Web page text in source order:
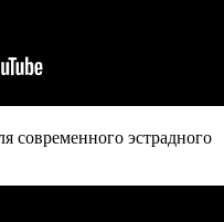
современного эстрадного